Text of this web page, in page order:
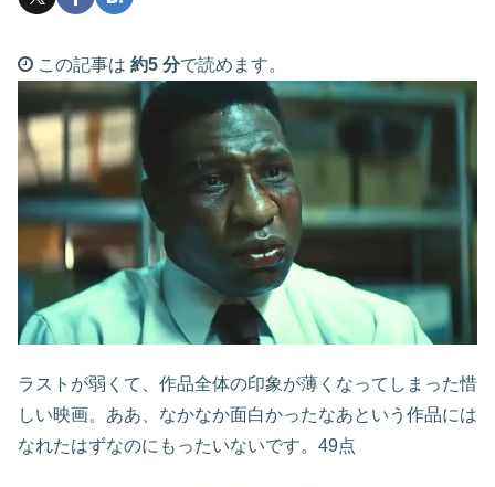
この記事は 約5 分で読めます。
ラストが弱くて、作品全体の印象が薄くなってしまった惜
しい映画。ああ、なかなか面白かったなあという作品には
なれたはずなのにもったいないです。49点